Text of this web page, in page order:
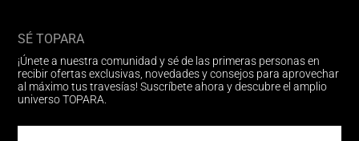
SÉ TOPARA
¡Únete a nuestra comunidad y sé de las primeras personas en
recibir ofertas exclusivas, novedades y consejos para aprovechar
al máximo tus travesías! Suscríbete ahora y descubre el amplio
universo TOPARA.